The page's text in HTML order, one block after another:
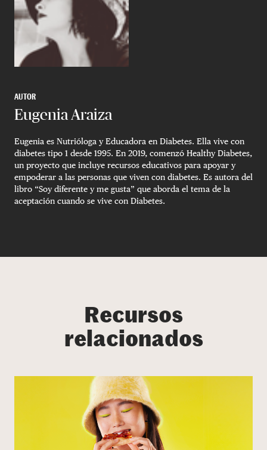
AUTOR
Eugenia Araiza
Eugenia es Nutrióloga y Educadora en Diabetes. Ella vive con
diabetes tipo 1 desde 1995. En 2019, comenzó Healthy Diabetes,
un proyecto que incluye recursos educativos para apoyar y
empoderar a las personas que viven con diabetes. Es autora del
libro “Soy diferente y me gusta” que aborda el tema de la
aceptación cuando se vive con Diabetes.
Recursos
relacionados